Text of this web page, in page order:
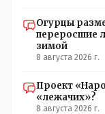
Огурцы
переросшие
зимой
8 августа 2026 г.
Проект
«лежачих»?
8 августа 2026 г.